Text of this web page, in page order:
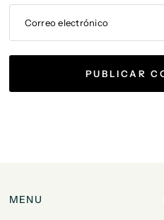
Correo electrónico
MENU